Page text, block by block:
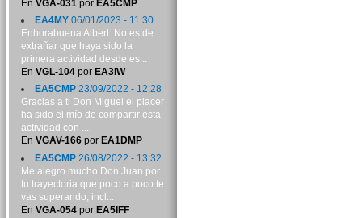
En VGA-031 por EA5CMP
EA4MY06/01/2023 - 11:30
Enhorabuena Albert. No es de
extrañar que haya sido la
primera actividad desde es...
En VGL-104por EA3IW
EA5CMP23/09/2022 - 12:28
Gracias a ti Don Miguel el placer
ha sido el mío de compartir esta
actividad con ...
En VGAV-166por EA1DMP
EA5CMP26/08/2022 - 13:32
Me alegro mucho Don Juan por
tu trayectoria que poco a poco te
vas superando, incl...
En VGA-054por EA5IFF